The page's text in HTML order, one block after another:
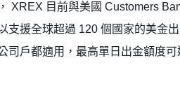
XREX 目前與美國 Customers
支援全球超過 120 個國家的美金
司戶都適用，最高單日出金額度可